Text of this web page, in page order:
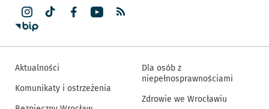
Aktualności
Komunikaty i ostrzeżenia
Dla osób z
niepełnosprawnościami
Zdrowie we Wrocławiu